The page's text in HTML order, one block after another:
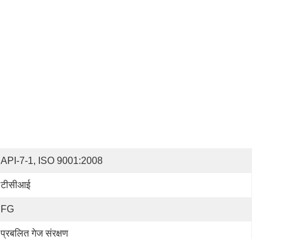
API-7-1, ISO 9001:2008
टीसीआई
FG
प्रबलित गेज संरक्षण